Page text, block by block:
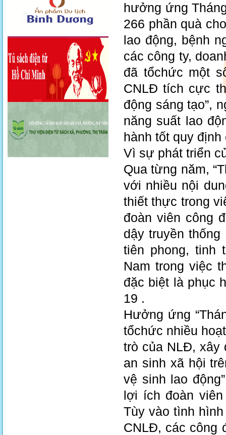
hưởng ứng
266 phần quà
lao động, bệnh
các công ty,
đã tổchức một
CNLĐ tích cực
động sáng tạo”,
năng suất lao
hành tốt quy
Vì sự phát triển
Qua từng năm,
với nhiều nội
thiết thực trong
đoàn viên công
dậy truyền
tiên phong, tinh
Nam trong việc
đặc biệt là phục
19 .
Hưởng ứng
tổchức nhiều
trò của NLĐ, xây
an sinh xã hội
vệ sinh lao
lợi ích đoàn viên
Tùy vào tình
CNLĐ, các công